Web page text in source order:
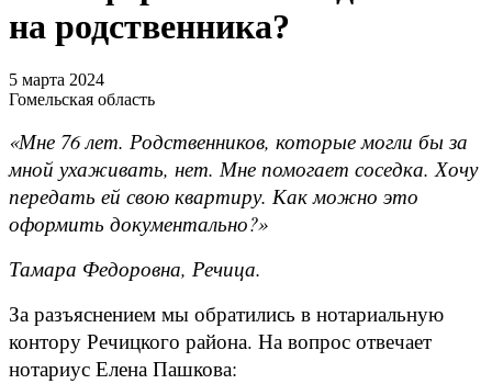
на родственника?
5 марта 2024
Гомельская область
«Мне 76 лет. Родственников, которые могли бы за
мной ухаживать, нет. Мне помогает соседка. Хочу
передать ей свою квартиру. Как можно это
оформить документально?»
Тамара Федоровна, Речица.
За разъяснением мы обратились в нотариальную
контору Речицкого района. На вопрос отвечает
нотариус Елена Пашкова: